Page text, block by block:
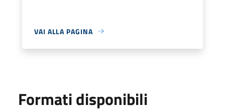
VAI ALLA PAGINA
Formati disponibili